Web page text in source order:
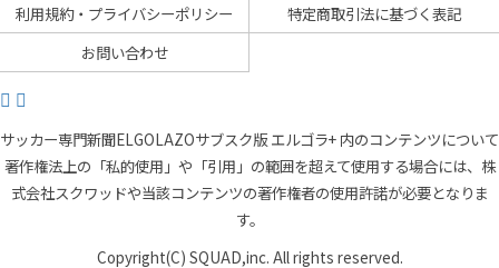
利用規約・プライバシーポリシー
特定商取引法に基づく表記
お問い合わせ
サッカー専門新聞ELGOLAZOサブスク版 エルゴラ+ 内のコンテンツについて
著作権法上の「私的使用」や「引用」の範囲を超えて使用する場合には、株
式会社スクワッドや当該コンテンツの著作権者の使用許諾が必要となりま
す。
Copyright(C) SQUAD,inc. All rights reserved.